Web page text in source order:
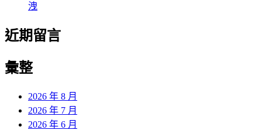
洩
近期留言
彙整
2026 年 8 月
2026 年 7 月
2026 年 6 月